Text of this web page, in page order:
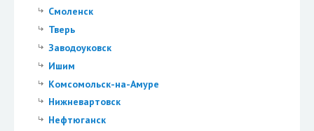
Смоленск
Тверь
Заводоуковск
Ишим
Комсомольск-на-Амуре
Нижневартовск
Нефтюганск